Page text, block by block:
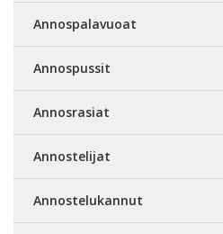
Annospalavuoat
Annospussit
Annosrasiat
Annostelijat
Annostelukannut